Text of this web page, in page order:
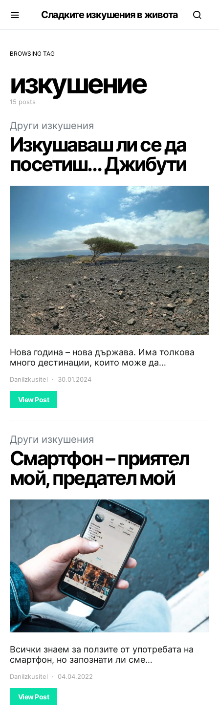
Сладките изкушения в живота
BROWSING TAG
изкушение
15 posts
Други изкушения
Изкушаваш ли се да
посетиш… Джибути
Нова година – нова държава. Има толкова
много дестинации, които може да…
DaniIzkusitel 30.01.2024
View Post
Други изкушения
Смартфон – приятел
мой, предател мой
Всички знаем за ползите от употребата на
смартфон, но запознати ли сме…
DaniIzkusitel 04.04.2022
View Post